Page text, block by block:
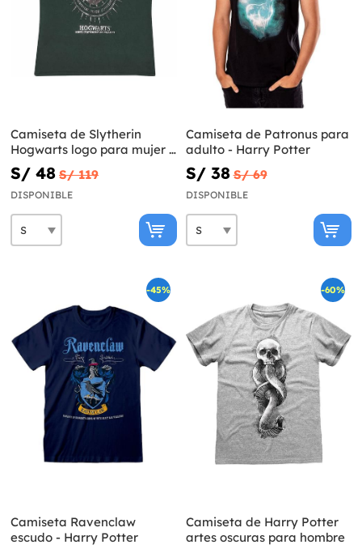
Camiseta de Slytherin
Hogwarts logo para mujer -
Harry Potter
S/ 48 S/ 119
DISPONIBLE
Camiseta de Patronus para
adulto - Harry Potter
S/ 38 S/ 69
DISPONIBLE
-45%
Camiseta Ravenclaw
escudo - Harry Potter
-60%
Camiseta de Harry Potter
artes oscuras para hombre